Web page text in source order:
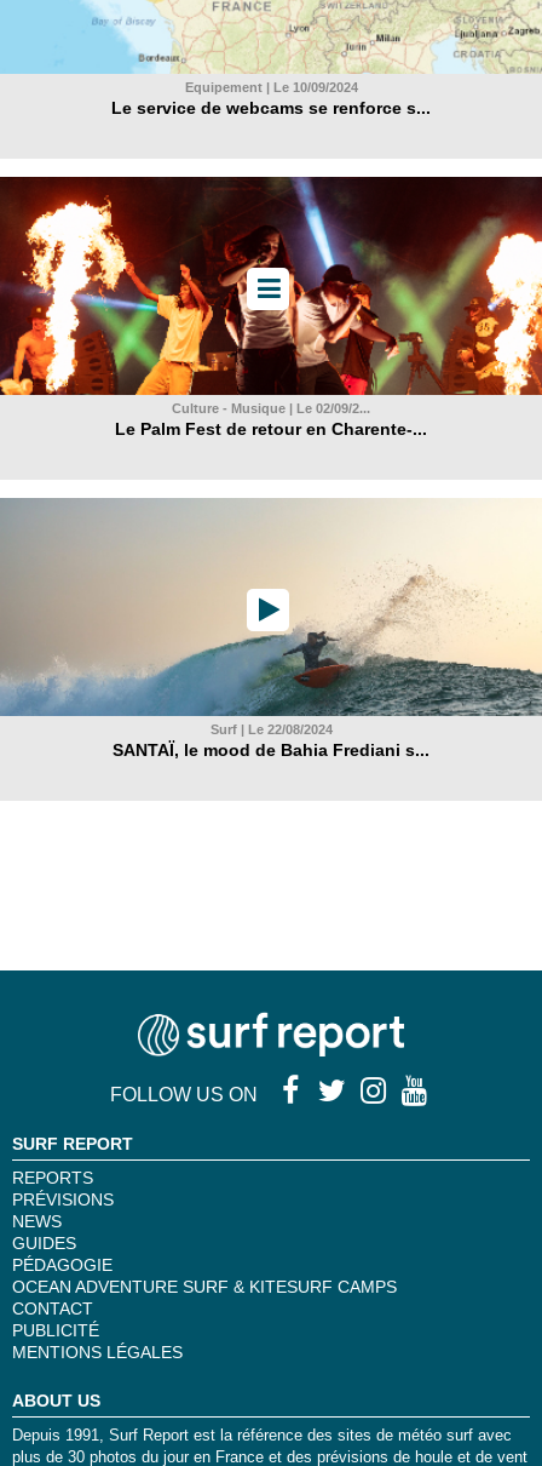
Equipement | Le 10/09/2024
Le service de webcams se renforce s...
Culture - Musique | Le 02/09/2...
Le Palm Fest de retour en Charente-...
Surf | Le 22/08/2024
SANTAÏ, le mood de Bahia Frediani s...
FOLLOW US ON
SURF REPORT
REPORTS
PRÉVISIONS
NEWS
GUIDES
PÉDAGOGIE
OCEAN ADVENTURE SURF & KITESURF CAMPS
CONTACT
PUBLICITÉ
MENTIONS LÉGALES
ABOUT US
Depuis 1991, Surf Report est la référence des sites de météo surf avec
plus de 30 photos du jour en France et des prévisions de houle et de vent